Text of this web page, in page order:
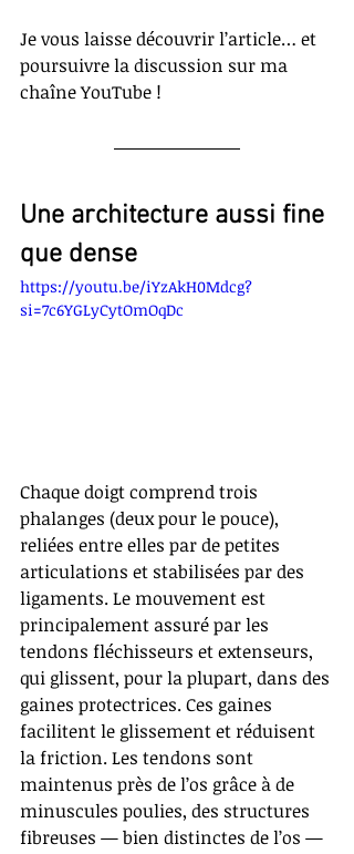
Je vous laisse découvrir l’article… et
poursuivre la discussion sur ma
chaîne YouTube !
Une architecture aussi fine
que dense
https://youtu.be/iYzAkH0Mdcg?
si=7c6YGLyCytOmOqDc
Chaque doigt comprend trois
phalanges (deux pour le pouce),
reliées entre elles par de petites
articulations et stabilisées par des
ligaments. Le mouvement est
principalement assuré par les
tendons fléchisseurs et extenseurs,
qui glissent, pour la plupart, dans des
gaines protectrices. Ces gaines
facilitent le glissement et réduisent
la friction. Les tendons sont
maintenus près de l’os grâce à de
minuscules poulies, des structures
fibreuses — bien distinctes de l’os —